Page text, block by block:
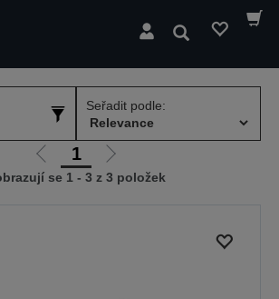
Hledat
Seřadit podle:
Jít
na
1
Jít
na
se 1 - 3 z 3 položek